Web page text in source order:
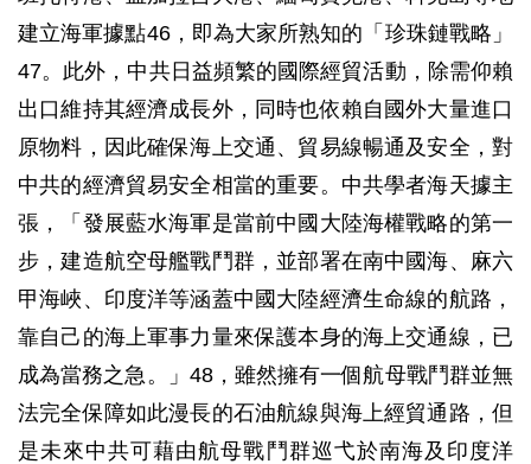
建立海軍據點46，即為大家所熟知的「珍珠鏈戰略」
47。此外，中共日益頻繁的國際經貿活動，除需仰賴
出口維持其經濟成長外，同時也依賴自國外大量進口
原物料，因此確保海上交通、貿易線暢通及安全，對
中共的經濟貿易安全相當的重要。中共學者海天據主
張，「發展藍水海軍是當前中國大陸海權戰略的第一
步，建造航空母艦戰鬥群，並部署在南中國海、麻六
甲海峽、印度洋等涵蓋中國大陸經濟生命線的航路，
靠自己的海上軍事力量來保護本身的海上交通線，已
成為當務之急。」48，雖然擁有一個航母戰鬥群並無
法完全保障如此漫長的石油航線與海上經貿通路，但
是未來中共可藉由航母戰鬥群巡弋於南海及印度洋